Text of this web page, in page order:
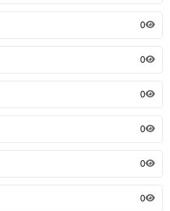
0
0
0
0
0
0